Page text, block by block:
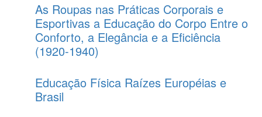
As Roupas nas Práticas Corporais e
Esportivas a Educação do Corpo Entre o
Conforto, a Elegância e a Eficiência
(1920-1940)
Educação Física Raízes Européias e
Brasil